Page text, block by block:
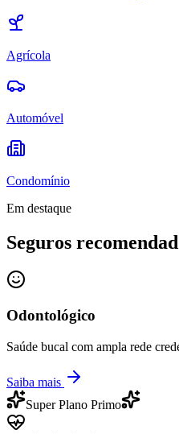
Agrícola
Automóvel
Condomínio
Em destaque
Seguros
Odontológico
Saúde bucal com ampla rede
Saiba mais
Super Plano Primo